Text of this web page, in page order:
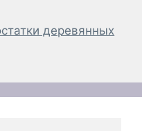
деревянных